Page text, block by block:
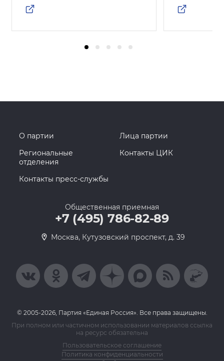
О партии
Лица партии
Региональные
отделения
Контакты ЦИК
Контакты пресс-службы
Общественная приемная
+7 (495) 786-82-89
Москва, Кутузовский проспект, д. 39
© 2005-2026, Партия «Единая Россия». Все права защищены.
При полном или частичном использовании материалов ссылка
на ресурс обязательна
Пользовательское соглашение
Политика конфиденциальности